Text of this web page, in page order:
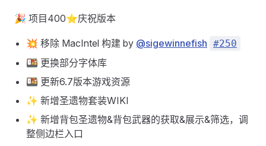
🎉 项目400⭐庆祝版本
💥 移除 MacIntel 构建 by @sigewinnefish #250
🍱 更换部分字体库
🍱 更新6.7版本游戏资源
✨ 新增圣遗物套装WIKI
✨ 新增背包圣遗物&背包武器的获取&展示&筛选，调
整侧边栏入口